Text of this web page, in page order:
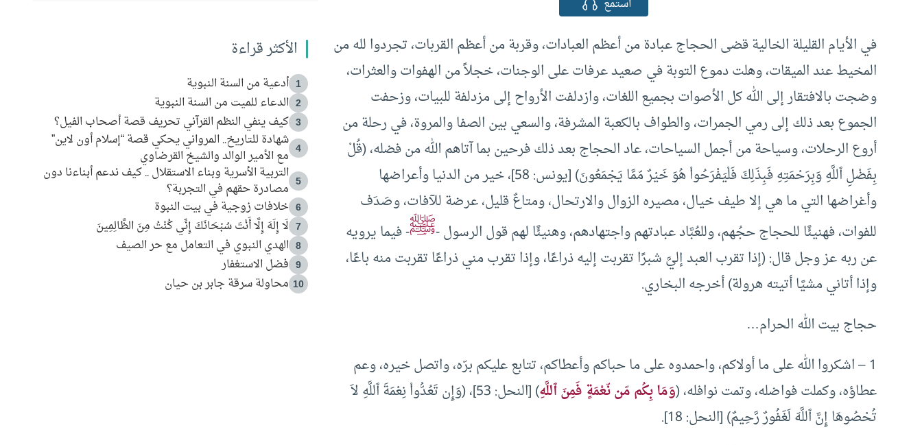
استمع
في الأيام القليلة الخالية قضى الحجاج عبادة من أعظم العبادات، وقربة من أعظم القربات، تجردوا لله من
المخيط عند الميقات، وهلت دموع التوبة في صعيد عرفات على الوجنات، خجلاً من الهفوات والعثرات،
وضجت بالافتقار إلى الله كل الأصوات بجميع اللغات، وازدلفت الأرواح إلى مزدلفة للبيات، وزحفت
الجموع بعد ذلك إلى رمي الجمرات، والطواف بالكعبة المشرفة، والسعي بين الصفا والمروة، في رحلة من
أروع الرحلات، وسياحة من أجمل السياحات، عاد الحجاج بعد ذلك فرحين بما آتاهم الله من فضله، (قُلْ
بِفَضْلِ ٱللَّهِ وَبِرَحْمَتِهِ فَبِذَلِكَ فَلْيَفْرَحُواْ هُوَ خَيْرٌ مّمَّا يَجْمَعُونَ) [يونس: 58]، خير من الدنيا وأعراضها
وأغراضها التي ما هي إلا طيف خيال، مصيره الزوال والارتحال، ومتاعٌ قليل، عرضة للآفات، وصَدَف
للفوات، فهنيئًا للحجاج حجُهم، وللعُبَّاد عبادتهم واجتهادهم، وهنيئًا لهم قول الرسول -ﷺ- فيما يرويه
عن ربه عز وجل قال: (إذا تقرب العبد إليَّ شبرًا تقربت إليه ذراعًا، وإذا تقرب مني ذراعًا تقربت منه باعًا،
وإذا أتاني مشيًا أتيته هرولة) أخرجه البخاري.
حجاج بيت الله الحرام…
1 – اشكروا الله على ما أولاكم، واحمدوه على ما حباكم وأعطاكم، تتابع عليكم برّه، واتصل خيره، وعم
عطاؤه، وكملت فواضله، وتمت نوافله، (وَمَا بِكُم مّن نّعْمَةٍ فَمِنَ ٱللَّهِ
) [النحل: 53]، (وَإِن تَعُدُّواْ نِعْمَةَ ٱللَّهِ لاَ
تُحْصُوهَا إِنَّ ٱللَّهَ لَغَفُورٌ رَّحِيمٌ) [النحل: 18].
الأكثر قراءة
1 أدعية من السنة النبوية
2 الدعاء للميت من السنة النبوية
3 كيف ينفي النظم القرآني تحريف قصة أصحاب الفيل؟
4
شهادة للتاريخ.. المرواني يحكي قصة “إسلام أون لاين”
مع الأمير الوالد والشيخ القرضاوي
5
التربية الأسرية وبناء الاستقلال .. كيف ندعم أبناءنا دون
مصادرة حقهم في التجربة؟
6 خلافات زوجية في بيت النبوة
7 لَا إِلَهَ إِلَّا أَنْتَ سُبْحَانَكَ إِنِّي كُنْتُ مِنَ الظَّالِمِينَ
8 الهدي النبوي في التعامل مع حر الصيف
9 فضل الاستغفار
10 محاولة سرقة جابر بن حيان